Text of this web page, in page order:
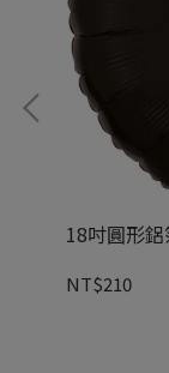
18吋圓形
NT$210